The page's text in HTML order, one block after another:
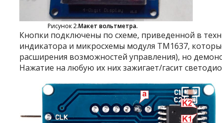
Рисунок 2.Макет вольтметра.
Кнопки подключены по схеме, приведенной в
индикатора и микросхемы модуля TM1637,
расширения возможностей управления), но
Нажатие на любую их них зажигает/гасит